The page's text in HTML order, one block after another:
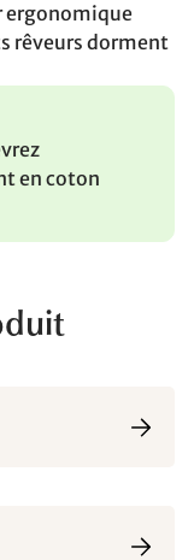
ergonomique
rêveurs dorment
en coton